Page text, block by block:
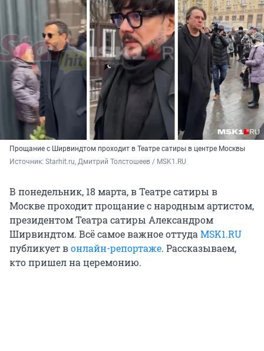
Прощание с Ширвиндтом проходит в Театре сатиры в центре Москвы
Источник: Starhit.ru, Дмитрий Толстошеев / MSK1.RU
В понедельник, 18 марта, в Театре сатиры в
Москве проходит прощание с народным артистом,
президентом Театра сатиры Александром
Ширвиндтом. Всё самое важное оттудаMSK1.RU
публикует вонлайн-репортаже. Рассказываем,
кто пришел на церемонию.